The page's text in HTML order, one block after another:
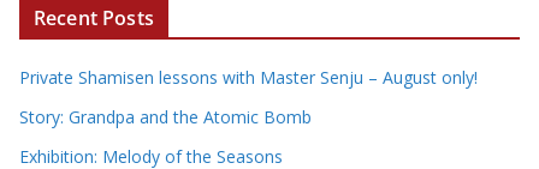
Recent Posts
Private Shamisen lessons with Master Senju – August only!
Story: Grandpa and the Atomic Bomb
Exhibition: Melody of the Seasons